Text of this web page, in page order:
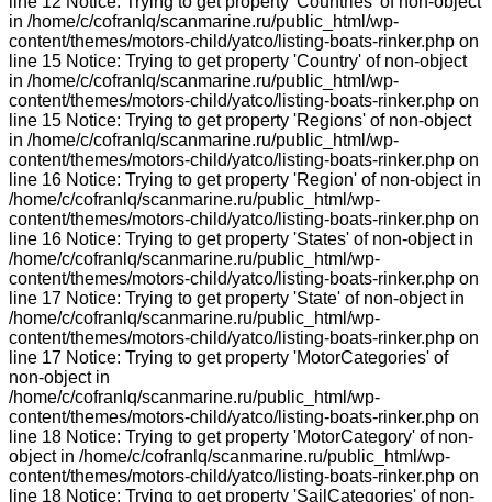
in /home/c/cofranlq/scanmarine.ru/public_html/wp-
content/themes/motors-child/yatco/listing-boats-rinker.php on
line 15 Notice: Trying to get property 'Country' of non-object
in /home/c/cofranlq/scanmarine.ru/public_html/wp-
content/themes/motors-child/yatco/listing-boats-rinker.php on
line 15 Notice: Trying to get property 'Regions' of non-object
in /home/c/cofranlq/scanmarine.ru/public_html/wp-
content/themes/motors-child/yatco/listing-boats-rinker.php on
line 16 Notice: Trying to get property 'Region' of non-object in
/home/c/cofranlq/scanmarine.ru/public_html/wp-
content/themes/motors-child/yatco/listing-boats-rinker.php on
line 16 Notice: Trying to get property 'States' of non-object in
/home/c/cofranlq/scanmarine.ru/public_html/wp-
content/themes/motors-child/yatco/listing-boats-rinker.php on
line 17 Notice: Trying to get property 'State' of non-object in
/home/c/cofranlq/scanmarine.ru/public_html/wp-
content/themes/motors-child/yatco/listing-boats-rinker.php on
line 17 Notice: Trying to get property 'MotorCategories' of
non-object in
/home/c/cofranlq/scanmarine.ru/public_html/wp-
content/themes/motors-child/yatco/listing-boats-rinker.php on
line 18 Notice: Trying to get property 'MotorCategory' of non-
object in /home/c/cofranlq/scanmarine.ru/public_html/wp-
content/themes/motors-child/yatco/listing-boats-rinker.php on
line 18 Notice: Trying to get property 'SailCategories' of non-